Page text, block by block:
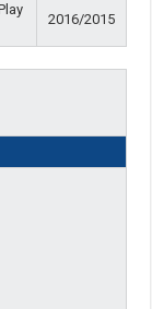
2016/2015